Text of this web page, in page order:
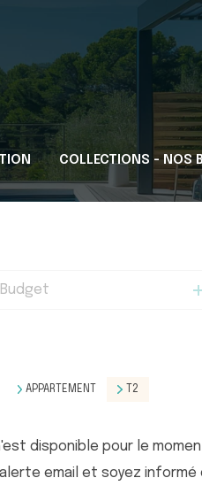
COLLECTIONS - NOS
Budget
APPARTEMENT T2
disponible pour le
email et soyez informé